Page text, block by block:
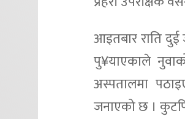
आइतबार राति दुई
पु¥याएकाले
अस्पतालमा
जनाएको छ ।